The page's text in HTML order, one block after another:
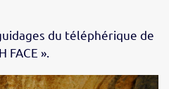
du téléphérique de
FACE ».